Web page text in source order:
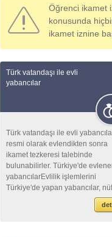
Öğrenci ikamet
konusunda
ikamet iznine
Türk vatandaşı ile evli
yabancılar
Türk vatandaşı ile evli
resmi olarak evlendikten sonra
ikamet tezkeresi talebinde
bulunabilirler. Türkiye'de
yabancılarEvlilik işlemlerini
Türkiye'de yapan yabancılar,